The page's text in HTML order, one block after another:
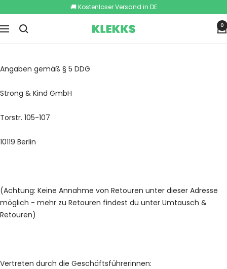
Inhalt
🚚 Kostenloser Versand in DE
Navigation KLEKKS 0
Angaben gemäß § 5 DDG
Strong & Kind GmbH
Torstr. 105-107
10119 Berlin
(Achtung: Keine Annahme von Retouren unter dieser Adresse
möglich - mehr zu Retouren findest du unter Umtausch &
Retouren)
Vertreten durch die Geschäftsführerinnen: